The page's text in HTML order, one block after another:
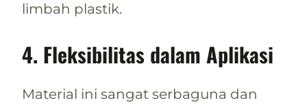
limbah plastik.
4. Fleksibilitas dalam Aplikasi
Material ini sangat serbaguna dan